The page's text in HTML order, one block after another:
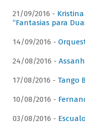
21/09/2016 -
“Fantasias para
14/09/2016 -
24/08/2016 -
17/08/2016 - Tango
10/08/2016 -
03/08/2016 -